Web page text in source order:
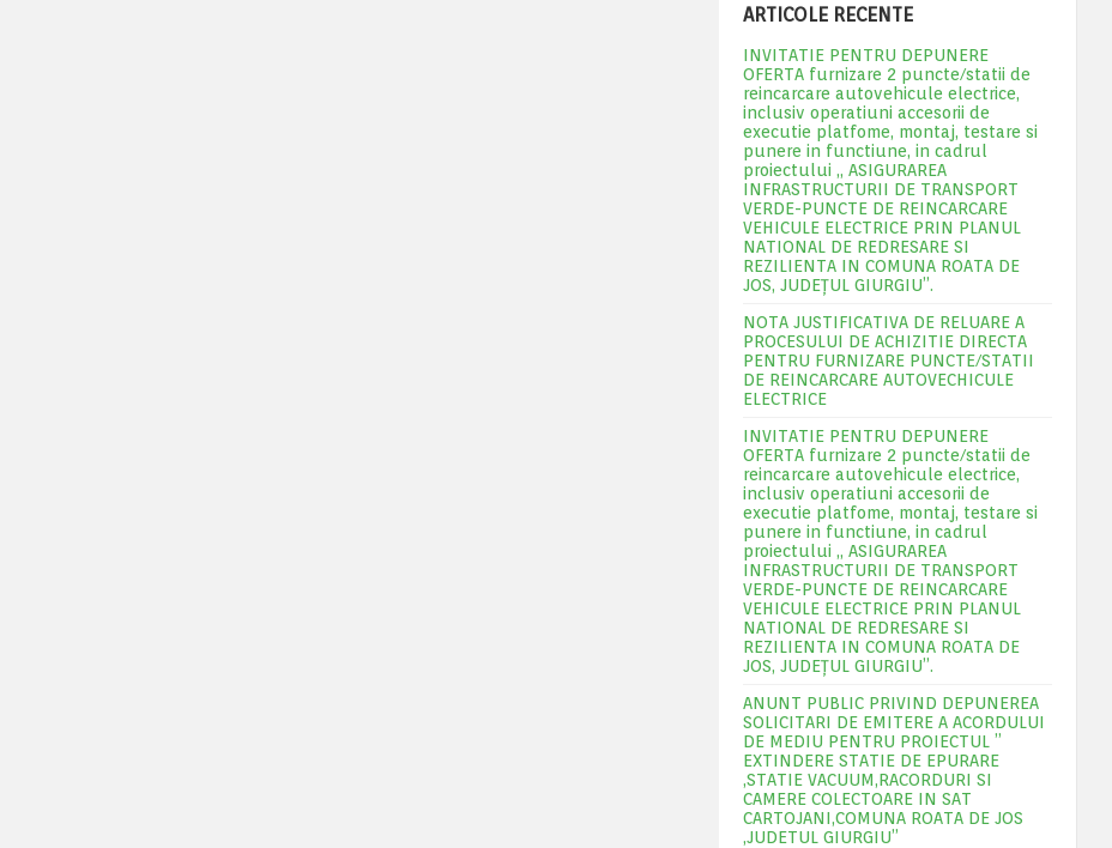
ARTICOLE RECENTE
INVITATIE PENTRU DEPUNERE
OFERTA furnizare 2 puncte/statii de
reincarcare autovehicule electrice,
inclusiv operatiuni accesorii de
executie platfome, montaj, testare si
punere in functiune, in cadrul
proiectului „ ASIGURAREA
INFRASTRUCTURII DE TRANSPORT
VERDE-PUNCTE DE REINCARCARE
VEHICULE ELECTRICE PRIN PLANUL
NATIONAL DE REDRESARE SI
REZILIENTA IN COMUNA ROATA DE
JOS, JUDEŢUL GIURGIU”.
NOTA JUSTIFICATIVA DE RELUARE A
PROCESULUI DE ACHIZITIE DIRECTA
PENTRU FURNIZARE PUNCTE/STATII
DE REINCARCARE AUTOVECHICULE
ELECTRICE
INVITATIE PENTRU DEPUNERE
OFERTA furnizare 2 puncte/statii de
reincarcare autovehicule electrice,
inclusiv operatiuni accesorii de
executie platfome, montaj, testare si
punere in functiune, in cadrul
proiectului „ ASIGURAREA
INFRASTRUCTURII DE TRANSPORT
VERDE-PUNCTE DE REINCARCARE
VEHICULE ELECTRICE PRIN PLANUL
NATIONAL DE REDRESARE SI
REZILIENTA IN COMUNA ROATA DE
JOS, JUDEŢUL GIURGIU”.
ANUNT PUBLIC PRIVIND DEPUNEREA
SOLICITARI DE EMITERE A ACORDULUI
DE MEDIU PENTRU PROIECTUL ”
EXTINDERE STATIE DE EPURARE
,STATIE VACUUM,RACORDURI SI
CAMERE COLECTOARE IN SAT
CARTOJANI,COMUNA ROATA DE JOS
,JUDETUL GIURGIU”